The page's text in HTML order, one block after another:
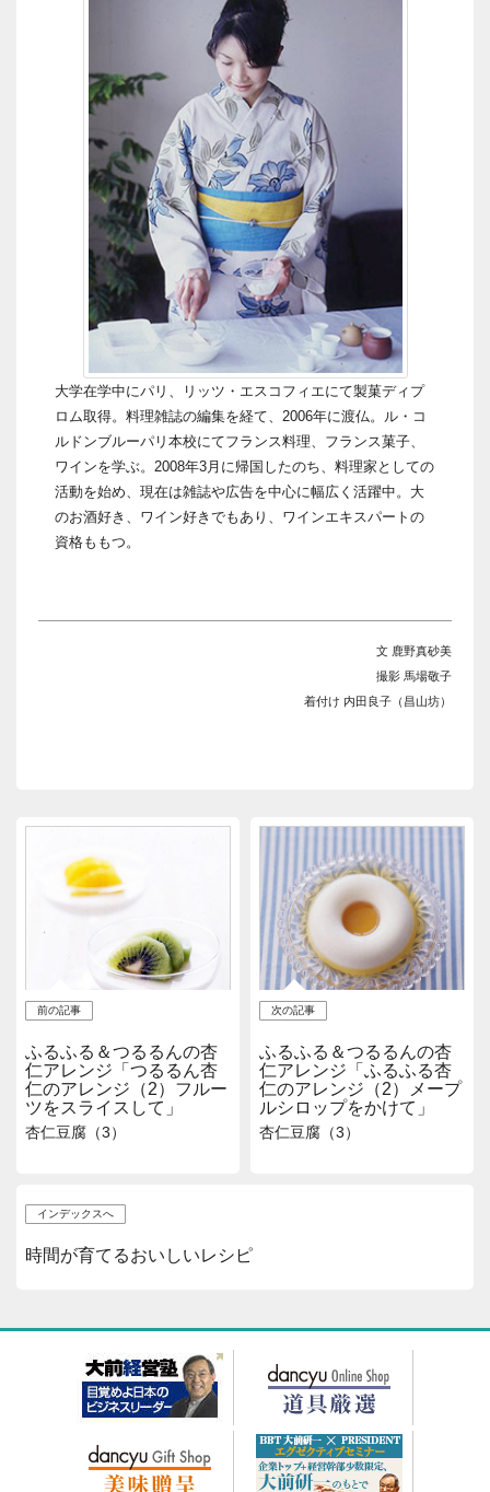
大学在学中にパリ、リッツ・エスコフィエにて製菓ディプ
ロム取得。料理雑誌の編集を経て、2006年に渡仏。ル・コ
ルドンブルーパリ本校にてフランス料理、フランス菓子、
ワインを学ぶ。2008年3月に帰国したのち、料理家としての
活動を始め、現在は雑誌や広告を中心に幅広く活躍中。大
のお酒好き、ワイン好きでもあり、ワインエキスパートの
資格ももつ。
文 鹿野真砂美
撮影 馬場敬子
着付け 内田良子（昌山坊）
前の記事
ふるふる＆つるるんの杏
仁アレンジ「つるるん杏
仁のアレンジ（2）フルー
ツをスライスして」
杏仁豆腐（3）
次の記事
ふるふる＆つるるんの杏
仁アレンジ「ふるふる杏
仁のアレンジ（2）メープ
ルシロップをかけて」
杏仁豆腐（3）
インデックスへ
時間が育てるおいしいレシピ